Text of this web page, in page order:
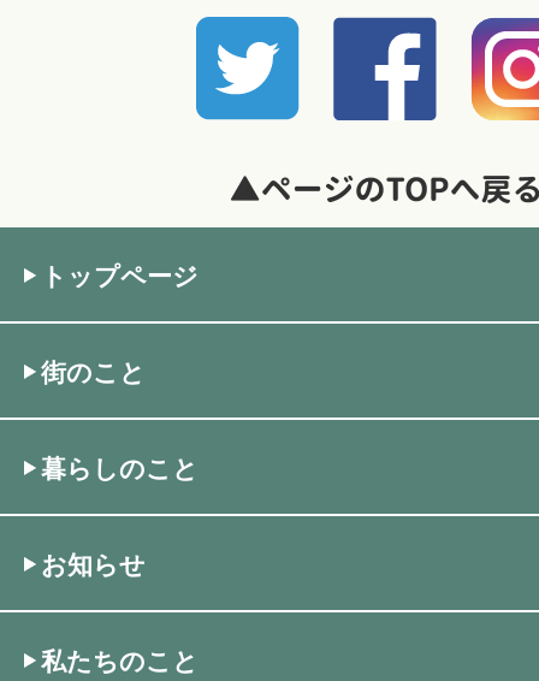
トップページ
街のこと
暮らしのこと
お知らせ
私たちのこと